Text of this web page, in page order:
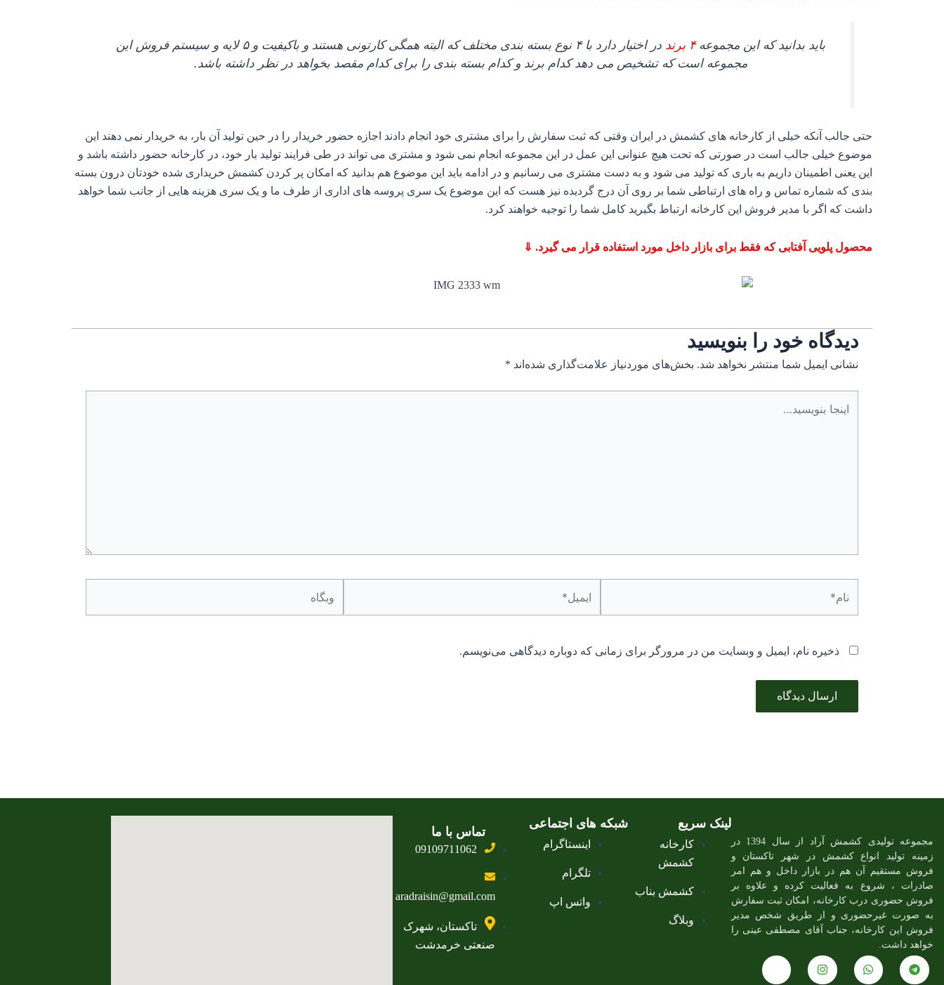
باید بدانید که این مجموعه۴ برند
در اختیار دارد با ۴ نوع بسته‌ بندی مختلف که البته همگی کارتونی هستند و باکیفیت و ۵ لایه و سیستم فروش این
مجموعه است که تشخیص می‌ دهد کدام برند و کدام بسته‌ بندی را برای کدام مقصد بخواهد در نظر داشته باشد.
حتی جالب آنکه خیلی از کارخانه‌ های کشمش در ایران وقتی که ثبت سفارش را برای مشتری خود انجام دادند اجازه حضور خریدار را در حین تولید آن بار، به خریدار نمی‌ دهند این
موضوع خیلی جالب است در صورتی که تحت هیچ عنوانی این عمل در این مجموعه انجام نمی‌ شود و مشتری می‌ تواند در طی فرایند تولید بار خود، در کارخانه حضور داشته باشد و
این یعنی اطمینان داریم به باری که تولید می شود و به دست مشتری می‌ رسانیم و در ادامه باید این موضوع هم بدانید که امکان پر کردن کشمش خریداری شده خودتان درون بسته‌
بندی که شماره تماس و راه‌ های ارتباطی شما بر روی آن درج گردیده نیز هست که این موضوع یک سری پروسه‌ های اداری از طرف ما و یک سری هزینه‌ هایی از جانب شما خواهد
داشت که اگر با مدیر فروش این کارخانه ارتباط بگیرید کامل شما را توجیه خواهند کرد.
محصول پلویی آفتابی که فقط برای بازار داخل مورد استفاده قرار می گیرد. ⇓
دیدگاه‌ خود را بنویسید
نشانی ایمیل شما منتشر نخواهد شد. بخش‌های موردنیاز علامت‌گذاری شده‌اند *
بنویسید…
ذخیره نام، ایمیل و وبسایت من در مرورگر برای زمانی که دوباره دیدگاهی می‌نویسم.
مجموعه تولیدی کشمش آراد از سال 1394 در
زمینه تولید انواع کشمش در شهر تاکستان و
فروش مستقیم آن هم در بازار داخل و هم امر
صادرات ، شروع به فعالیت کرده و علاوه بر
فروش حضوری درب کارخانه، امکان ثبت سفارش
به صورت غیرحضوری و از طریق شخص مدیر
فروش این کارخانه، جناب آقای مصطفی عینی را
خواهد داشت.
T
W
I
لینک سریع
کارخانه
کشمش
کشمش بناب
وبلاگ
شبکه های اجتماعی
اینستاگرام
تلگرام
واتس اپ
تماس با ما
09109711062
aradraisin@gmail.com
تاکستان، شهرک
صنعتی خرمدشت